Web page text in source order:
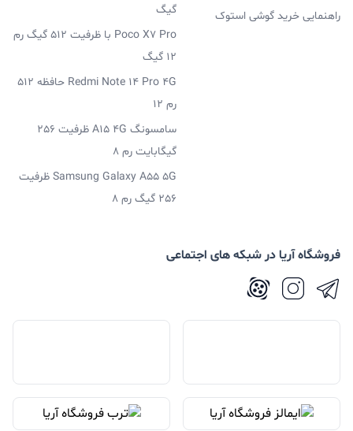
راهنمایی خرید گوشی استوک
گیگ
Poco X7 Pro با ظرفیت 512 گیگ رم
12 گیگ
Redmi Note 14 Pro 4G حافظه 512
رم 12
سامسونگ A15 4G ظرفیت 256
گیگابایت رم 8
Samsung Galaxy A55 5G ظرفیت
256 گیگ رم 8
فروشگاه آریا در شبکه های اجتماعی